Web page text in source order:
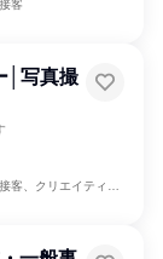
客
│写真撮
クリエイティブ/デザイン職